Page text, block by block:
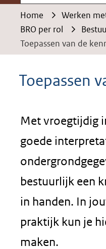
Home
Werken
BRO per rol
Toepassen van de
Toepassen
Met vroegtijdig
goede
bestuurlijk een
in handen. In
praktijk kun je
maken.